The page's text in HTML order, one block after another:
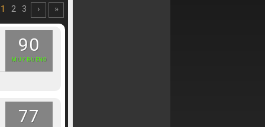
1 2 3 › »
90
MUY BUENO
77